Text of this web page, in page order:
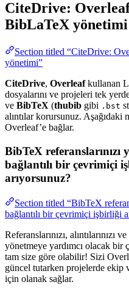
CiteDrive:
BibLaTeX yönetimi
Section titled “CiteDrive:
yönetimi”
CiteDrive, Overleafkullanan
dosyalarını ve projeleri tek
ve BibTeX (thubib gibi .bst
alıntılar korursunuz. Aşağıdaki
Overleaf’e bağlar.
BibTeX
bağlantılı bir çevrimiçi
arıyorsunuz?
Section titled “BibTeX
bağlantılı bir çevrimiçi işbirliği
Referanslarınızı, alıntılarınızı
yönetmeye yardımcı olacak bir
tam size göre olabilir! Sizi
güncel tutarken projelerde ekip
için olanak sağlar.